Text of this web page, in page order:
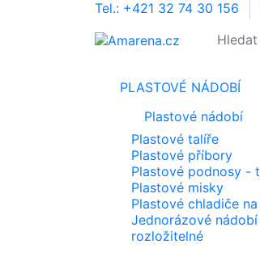
Tel.: +421 32 74 30 156
PLASTOVÉ NÁDOBÍ
Plastové nádobí
Plastové talíře
Plastové příbory
Plastové podnosy -
Plastové misky
Plastové chladiče
Jednorázové
rozložitelné